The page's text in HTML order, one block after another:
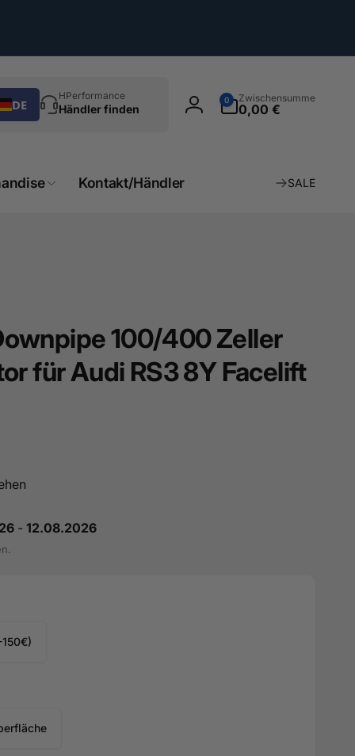
DE
HPerformance
Händler finden Einloggen
0
Artikel
Zwischensumme
0,00 €
Kontakt/Händler SALE
100/400 Zeller
für Audi RS3 8Y Facelift
- 12.08.2026